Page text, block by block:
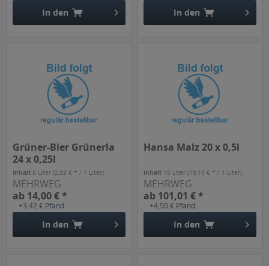
In den In den
Grüner-Bier Grünerla
24 x 0,25l
Inhalt 6 Liter(2,33 € * / 1 Liter)
MEHRWEG
ab 14,00 € *
+3,42 € Pfand
In den
Hansa Malz 20 x 0,5l
Inhalt 10 Liter(10,10 € * / 1 Liter)
MEHRWEG
ab 101,01 € *
+4,50 € Pfand
In den